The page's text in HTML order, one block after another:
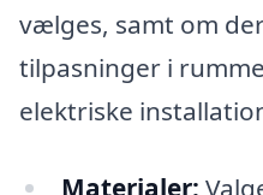
vælges, samt om
tilpasninger i
elektriske
Materialer: